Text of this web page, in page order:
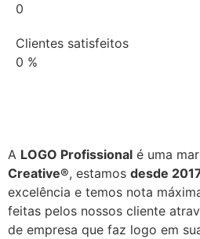
0
Clientes satisfeitos
0 %
A LOGO Profissional é uma
Creative®, estamos desde
excelência e temos nota
feitas pelos nossos cliente
de empresa que faz logo em